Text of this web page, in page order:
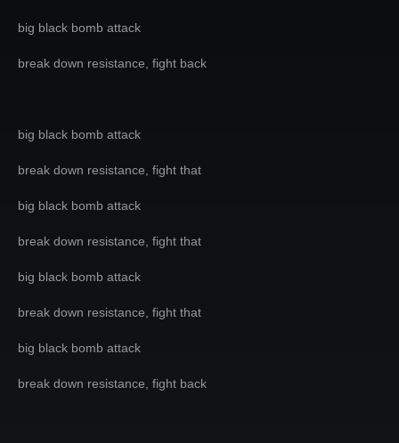
big black bomb attack
break down resistance, fight back
big black bomb attack
break down resistance, fight that
big black bomb attack
break down resistance, fight that
big black bomb attack
break down resistance, fight that
big black bomb attack
break down resistance, fight back